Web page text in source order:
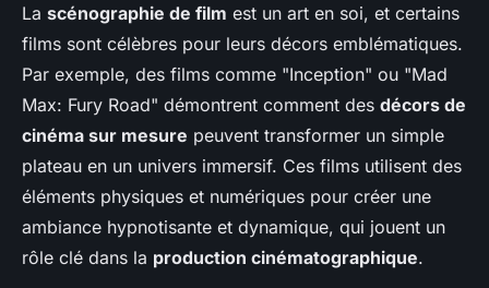
La scénographie de film est un art en soi, et certains
films sont célèbres pour leurs décors emblématiques.
Par exemple, des films comme "Inception" ou "Mad
Max: Fury Road" démontrent comment des décors de
cinéma sur mesure peuvent transformer un simple
plateau en un univers immersif. Ces films utilisent des
éléments physiques et numériques pour créer une
ambiance hypnotisante et dynamique, qui jouent un
rôle clé dans la production cinématographique.